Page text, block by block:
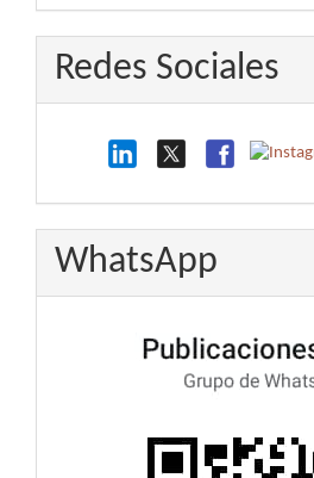
Redes Sociales
WhatsApp